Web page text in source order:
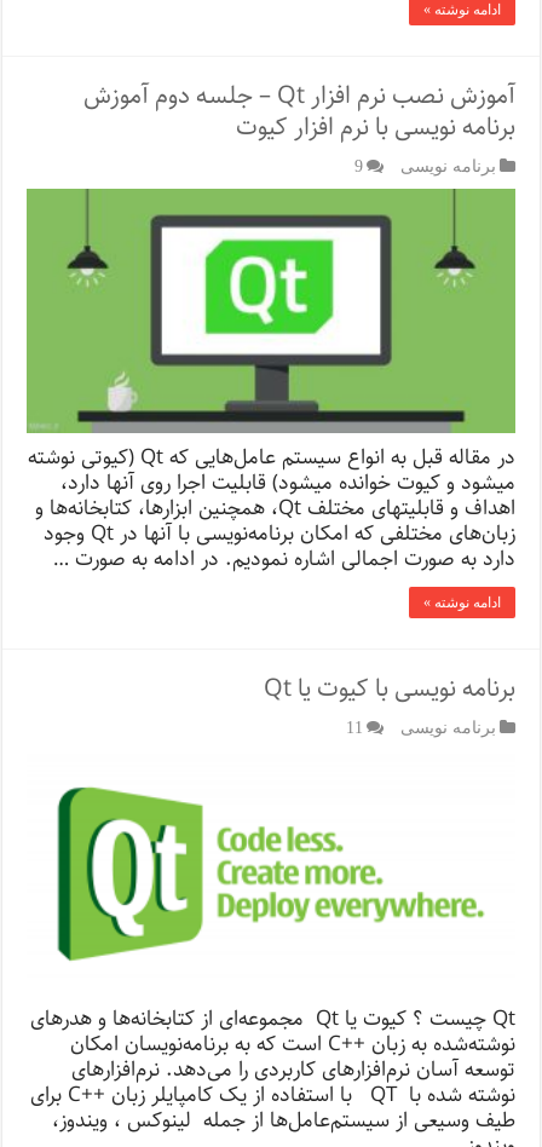
ادامه نوشته »
آموزش نصب نرم افزار Qt – جلسه دوم آموزش
برنامه نویسی با نرم افزار کیوت
برنامه نویسی 9
در مقاله قبل به انواع سیستم عامل­‌هایی که Qt (کیوتی نوشته
می­شود و کیوت خوانده می­شود) قابلیت اجرا روی آن­ها دارد،
اهداف و قابلیت­های مختلف Qt، همچنین ابزارها، کتابخانه‌­ها و
زبان­‌های مختلفی که امکان برنامه‌­نویسی با آن­ها در Qt وجود
دارد به صورت اجمالی اشاره نمودیم. در ادامه به صورت …
ادامه نوشته »
برنامه نویسی با کیوت یا Qt
برنامه نویسی 11
Qt چیست ؟ کیوت یا Qt مجموعه‌ای از کتابخانه‌ها و هدرهای
نوشته‌شده به زبان ++C است که به برنامه‌نویسان امکان
توسعه آسان نرم‌افزارهای کاربردی را می‌دهد. نرم‌افزارهای
نوشته شده با QT با استفاده از یک کامپایلر زبان ++C برای
طیف وسیعی از سیستم‌عامل‌ها از جمله لینوکس ، ویندوز،